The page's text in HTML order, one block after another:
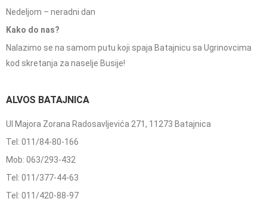
Nedeljom – neradni dan
Kako do nas?
Nalazimo se na samom putu koji spaja Batajnicu sa Ugrinovcima
kod skretanja za naselje Busije!
ALVOS BATAJNICA
Ul Majora Zorana Radosavljevića 271, 11273 Batajnica
Tel: 011/84-80-166
Mob: 063/293-432
Tel: 011/377-44-63
Tel: 011/420-88-97